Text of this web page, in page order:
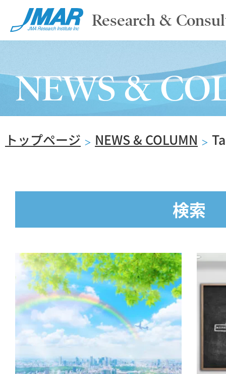
Research &
ABOUT
SERVICE
NEWS & COLUMN
MOVIE
COMPANY
PERSON
NEWS &
トップページ ＞ NEWS & COLUMN ＞
検索